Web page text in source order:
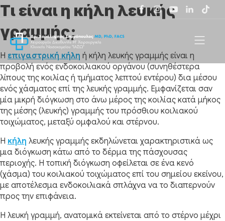
Τι είναι η κήλη λευκής
γραμμής;
Η επιγαστρική κήλη ή κήλη λευκής γραμμής είναι η
προβολή ενός ενδοκοιλιακού οργάνου (συνηθέστερα
λίπους της κοιλίας ή τμήματος λεπτού εντέρου) δια μέσου
ενός χάσματος επί της λευκής γραμμής. Εμφανίζεται σαν
μία μικρή διόγκωση στο άνω μέρος της κοιλίας κατά μήκος
της μέσης (λευκής) γραμμής του πρόσθιου κοιλιακού
τοιχώματος, μεταξύ ομφαλού και στέρνου.
Η κήλη λευκής γραμμής εκδηλώνεται χαρακτηριστικά ως
μια διόγκωση κάτω από το δέρμα της πάσχουσας
περιοχής. Η τοπική διόγκωση οφείλεται σε ένα κενό
(χάσμα) του κοιλιακού τοιχώματος επί του σημείου εκείνου,
με αποτέλεσμα ενδοκοιλιακά σπλάχνα να το διαπερνούν
προς την επιφάνεια.
Η λευκή γραμμή, ανατομικά εκτείνεται από το στέρνο μέχρι